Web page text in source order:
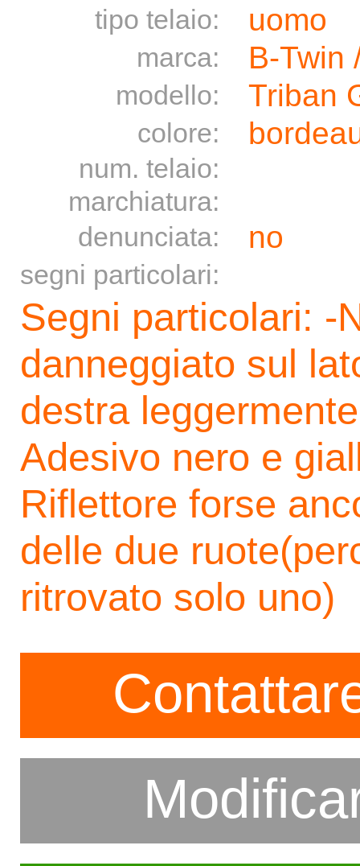
tipo telaio: uomo
marca: B-Twin
modello: Triban
colore:
num. telaio:
marchiatura:
denunciata:
no
segni particolari:
Segni particolari: -
danneggiato sul
destra
Adesivo nero e
Riflettore forse
delle due
ritrovato solo uno)